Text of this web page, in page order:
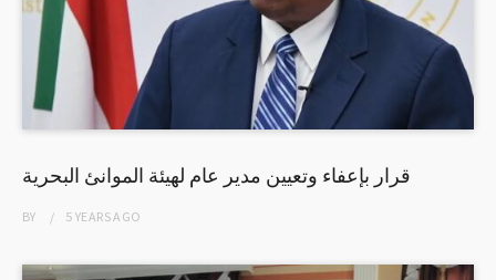
قرار بإعفاء وتعيين مدير عام لهيئة الموانئ البحرية
BY 5 YEARSAGO